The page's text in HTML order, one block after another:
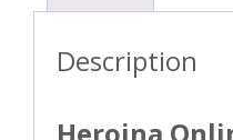
Description